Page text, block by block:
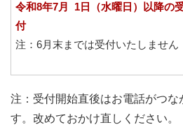
令和8年7月 1日（水曜日）以降の
付
注：6月末までは受付いたしません
注：受付開始直後はお電話がつな
す。改めておかけ直しください。